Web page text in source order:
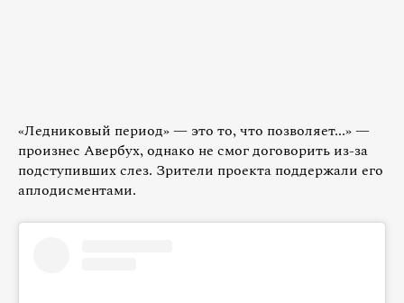
«Ледниковый период» — это то, что позволяет...» —
произнес Авербух, однако не смог договорить из-за
подступивших слез. Зрители проекта поддержали его
аплодисментами.